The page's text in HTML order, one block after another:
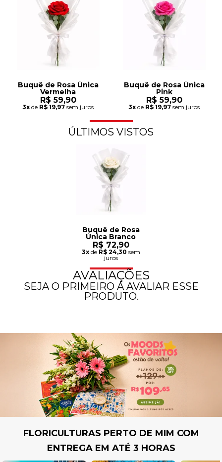
Buquê de Rosa Única
Vermelha
R$ 59,90
3x de R$ 19,97 sem juros
Buquê de Rosa Única
Pink
R$ 59,90
3x de R$ 19,97 sem juros
ÚLTIMOS VISTOS
Buquê de Rosa
Única Branco
R$ 72,90
3xde R$ 24,30 sem
juros
AVALIAÇÕES
SEJA O PRIMEIRO A AVALIAR ESSE
PRODUTO.
FLORICULTURAS PERTO DE MIM COM
ENTREGA EM ATÉ 3 HORAS